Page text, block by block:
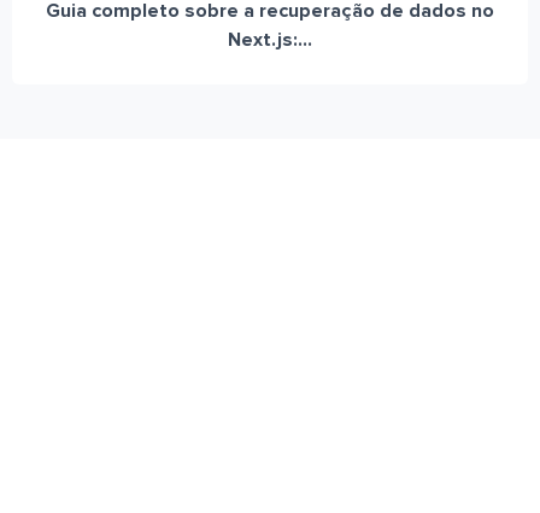
Guia completo sobre a recuperação de dados no
Next.js:...